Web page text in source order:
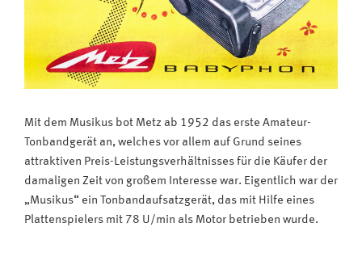
Mit dem Musikus bot Metz ab 1952 das erste Amateur-
Tonbandgerät an, welches vor allem auf Grund seines
attraktiven Preis-Leistungsverhältnisses für die Käufer der
damaligen Zeit von großem Interesse war. Eigentlich war der
„Musikus“ ein Tonbandaufsatzgerät, das mit Hilfe eines
Plattenspielers mit 78 U/min als Motor betrieben wurde.